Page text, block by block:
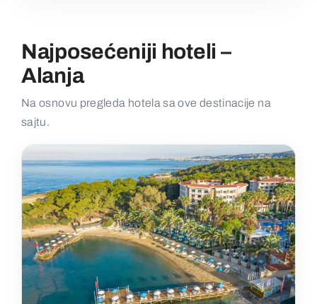
Najposećeniji hoteli –
Alanja
Na osnovu pregleda hotela sa ove destinacije na
sajtu.